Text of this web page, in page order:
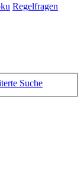
Regelfragen
Suche